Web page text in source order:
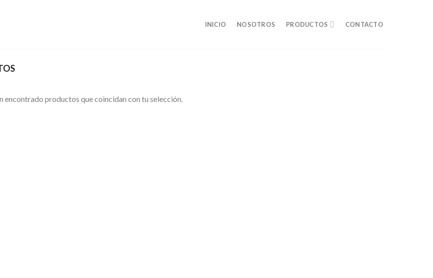
INICIO NOSOTROS PRODUCTOS CONTACTO
encontrado productos que coincidan con tu selección.